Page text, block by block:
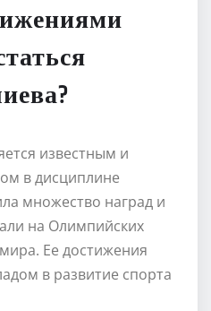
известным и
в дисциплине
множество наград и
на Олимпийских
Ее достижения
в развитие спорта